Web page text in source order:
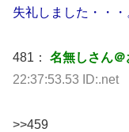
失礼しました・・・
481： 名無しさん
22:37:53.53 ID:.net
>>459